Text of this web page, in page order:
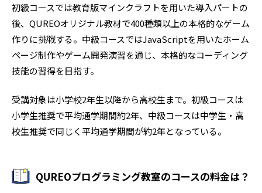
初級コースでは教育版マインクラフトを用いた導入パートの
後、QUREOオリジナル教材で400種類以上の本格的なゲーム
作りに挑戦する。中級コースではJavaScriptを用いたホーム
ページ制作やゲーム開発演習を通じ、本格的なコーディング
技能の習得を目指す。
受講対象は小学校2年生以降から高校生まで。初級コースは
小学生推奨で平均通学期間約2年、中級コースは中学生・高
校生推奨で同じく平均通学期間が約2年となっている。
QUREOプログラミング教室のコースの料金は？